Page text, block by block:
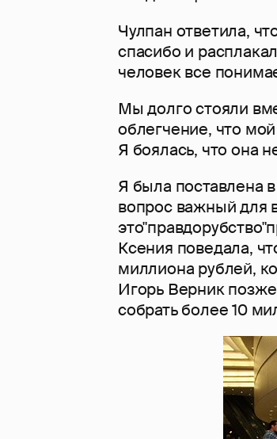
Чулпан ответила,
спасибо и
человек все
Мы долго стояли
облегчение, что
Я боялась, что она
Я была поставлена
вопрос важный для
Ксения поведала,
миллиона рублей,
Игорь Верник позже
собрать более 10